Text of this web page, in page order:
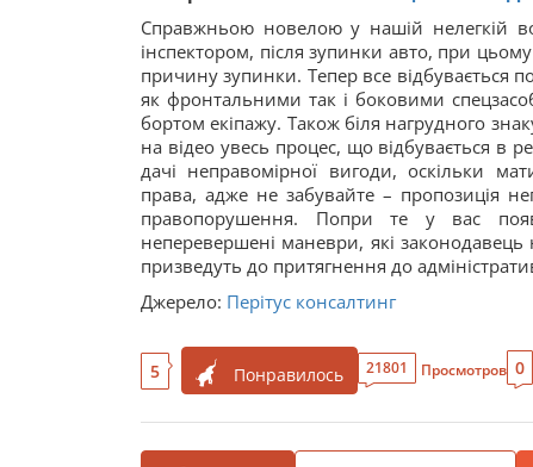
Справжньою новелою у нашій нелегкій
інспектором, після зупинки авто, при
причину зупинки. Тепер все відбувається
як фронтальними так і боковими
бортом екіпажу. Також біля нагрудного
на відео увесь процес, що відбувається в
дачі неправомірної вигоди, оскільки
права, адже не забувайте – пропозиція
правопорушення. Попри те у вас
неперевершені маневри, які
призведуть до притягнення до
Джерело: Перітус консалтинг
5 Понравилось 21801 Просмотров 0